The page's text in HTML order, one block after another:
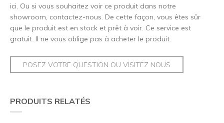
ici. Ou si vous souhaitez voir ce produit dans notre
showroom, contactez-nous. De cette façon, vous êtes sûr
que le produit est en stock et prêt à voir. Ce service est
gratuit. Il ne vous oblige pas à acheter le produit.
POSEZ VOTRE QUESTION OU VISITEZ NOUS
PRODUITS RELATÉS